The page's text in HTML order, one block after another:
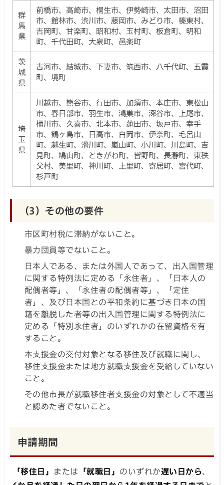
群
馬
県
前橋市、高崎市、桐生市、伊勢崎市、太田市、沼田
市、館林市、渋川市、藤岡市、みどり市、榛東村、
吉岡町、甘楽町、昭和村、玉村町、板倉町、明和
町、千代田町、大泉町、邑楽町
茨
城
県
古河市、結城市、下妻市、筑西市、八千代町、五霞
町、境町
埼
玉
県
川越市、熊谷市、行田市、加須市、本庄市、東松山
市、春日部市、羽生市、鴻巣市、深谷市、上尾市、
桶川市、久喜市、北本市、蓮田市、坂戸市、幸手
市、鶴ヶ島市、日高市、白岡市、伊奈町、毛呂山
町、越生町、滑川町、嵐山町、小川町、川島町、吉
見町、鳩山町、ときがわ町、皆野町、長瀞町、東秩
父村、美里町、神川町、上里町、寄居町、宮代町、
杉戸町
（3）その他の要件
市区町村税に滞納がないこと。
暴力団員等でないこと。
日本人である、または外国人であって、出入国管理
に関する特例法に定める「永住者」、「日本人の
配偶者等」、「永住者の配偶者等」、「定住
者」、及び日本国との平和条約に基づき日本の国
籍を離脱した者等の出入国管理に関する特例法に
定める「特別永住者」のいずれかの在留資格を有
すること。
本支援金の交付対象となる移住及び就職に関し、
移住支援金または地方就職支援金を受給していない
こと。
その他市長が就職移住者支援金の対象として不適当
と認めた者でないこと。
申請期間
「移住日」 または 「就職日」 のいずれか遅い日から、